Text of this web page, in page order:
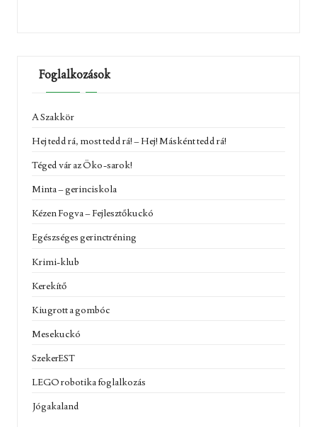
Foglalkozások
A Szakkör
Hej tedd rá, most tedd rá! – Hej! Másként tedd rá!
Téged vár az Öko-sarok!
Minta – gerinciskola
Kézen Fogva – Fejlesztőkuckó
Egészséges gerinctréning
Krimi-klub
Kerekítő
Kiugrott a gombóc
Mesekuckó
SzekerEST
LEGO robotika foglalkozás
Jógakaland